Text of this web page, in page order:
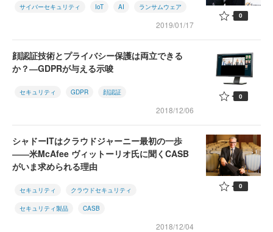
サイバーセキュリティ IoT AI ランサムウェア
2019/01/17
0
顔認証技術とプライバシー保護は両立できる
か？―GDPRが与える示唆
セキュリティ GDPR 顔認証
2018/12/06
0
シャドーITはクラウドジャーニー最初の一歩
――米McAfee ヴィットーリオ氏に聞くCASB
がいま求められる理由
セキュリティ クラウドセキュリティ
セキュリティ製品 CASB
2018/12/04
0